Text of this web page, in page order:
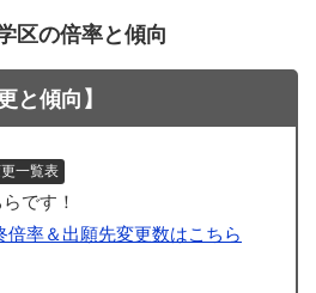
区の倍率と傾向
と傾向】
一覧表
です！
倍率＆出願先変更数はこちら